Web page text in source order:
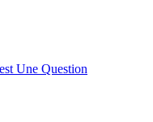
Une Question